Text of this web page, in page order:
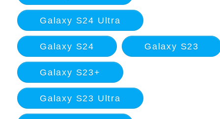
Galaxy S24 Ultra
Galaxy S24 Galaxy S23
Galaxy S23+
Galaxy S23 Ultra